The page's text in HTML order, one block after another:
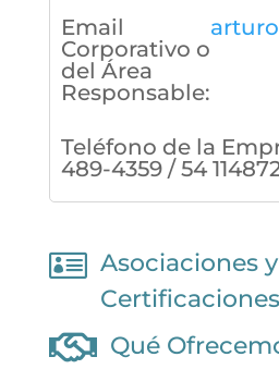
Email
Corporativo o
del Área
Responsable:
Teléfono de la
489-4359 / 54
 Asociaciones y
Certificaciones
 Qué